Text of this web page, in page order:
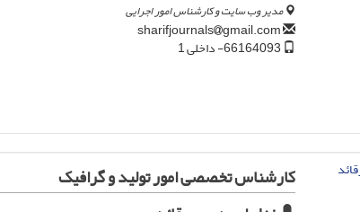
مدیر وب سایت و کارشناس امور اجرایی
gmail.com
کارشناس تخصصی امور تولید و گرافیک